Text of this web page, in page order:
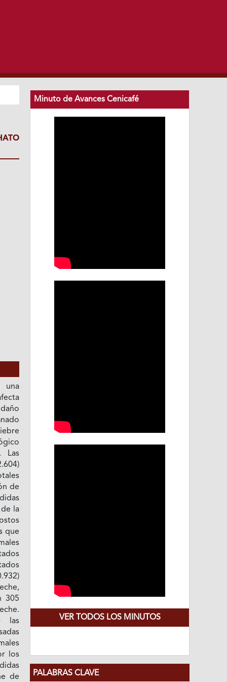
una
Las
de
la
que
305
las
los
de
Minuto de Avances Cenicafé
VER TODOS LOS MINUTOS
PALABRAS CLAVE